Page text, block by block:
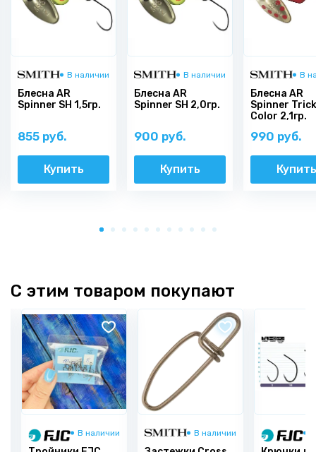
В наличии
Блесна AR
Spinner SH 1,5гр.
855 руб.
Купить
В наличии
Блесна AR
Spinner SH 2,0гр.
900 руб.
Купить
В
Блесна AR
Spinner Trick
Color 2,1гр.
990 руб.
Купить
С этим товаром покупают
В наличии В наличии